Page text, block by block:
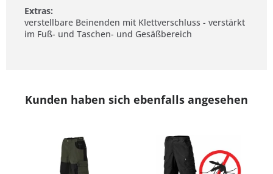
Extras:
verstellbare Beinenden mit Klettverschluss - verstärkt
im Fuß- und Taschen- und Gesäßbereich
Kunden haben sich ebenfalls angesehen